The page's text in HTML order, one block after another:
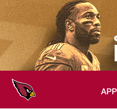
Skip
to
main
content
APP